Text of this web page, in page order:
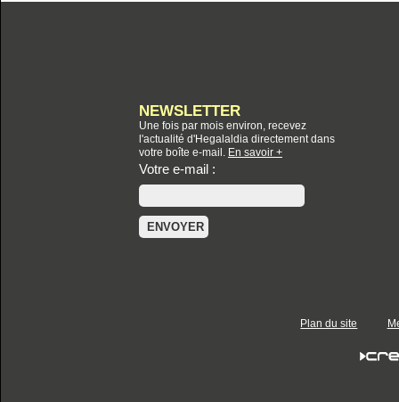
NEWSLETTER
Une fois par mois environ, recevez
l'actualité d'Hegalaldia directement dans
votre boîte e-mail. En savoir +
Votre e-mail :
Plan du site